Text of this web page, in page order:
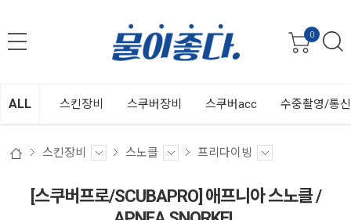
0
ALL 스킨장비 스쿠버장비 스쿠버acc 수중촬영/통
스킨장비 스노클 프리다이빙
[스쿠버프로/SCUBAPRO] 애프니아 스노클 /